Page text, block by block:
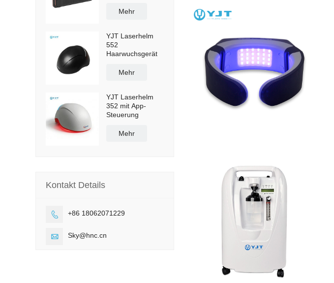
Laser mit
Schmerzlinderung
und Regeneration
Mehr
YJT Laserhelm
552
Haarwuchsgerät
Mehr
YJT Laserhelm
352 mit App-
Steuerung
Mehr
Kontakt Details
 +86 18062071229
 Sky@hnc.cn